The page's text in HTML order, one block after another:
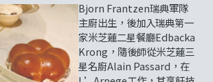
Bjorn Frantzen瑞典軍隊
主廚出生，後加入瑞典第一
家米芝蓮二星餐廳Edbacka
Krong，隨後師從米芝蓮三
星名廚Alain Passard，在